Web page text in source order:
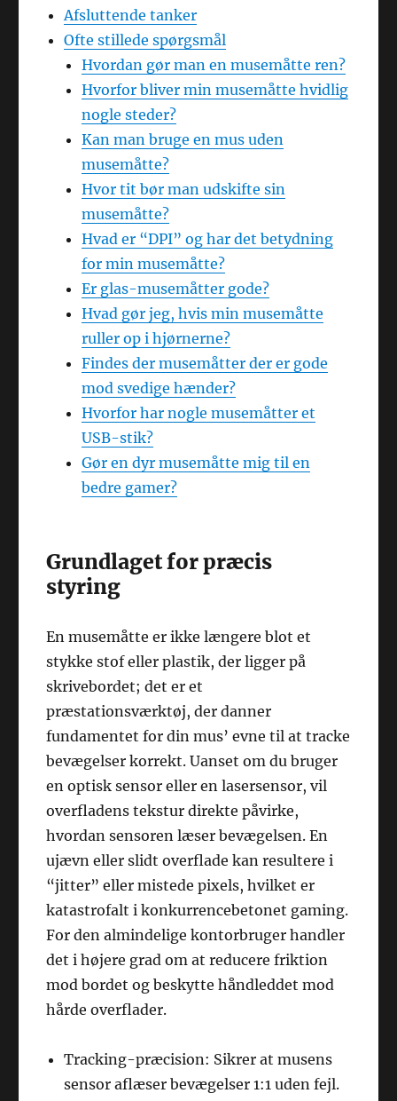
Afsluttende tanker
Ofte stillede spørgsmål
Hvordan gør man en musemåtte ren?
Hvorfor bliver min musemåtte hvidlig
nogle steder?
Kan man bruge en mus uden
musemåtte?
Hvor tit bør man udskifte sin
musemåtte?
Hvad er “DPI” og har det betydning
for min musemåtte?
Er glas-musemåtter gode?
Hvad gør jeg, hvis min musemåtte
ruller op i hjørnerne?
Findes der musemåtter der er gode
mod svedige hænder?
Hvorfor har nogle musemåtter et
USB-stik?
Gør en dyr musemåtte mig til en
bedre gamer?
Grundlaget for præcis
styring
En musemåtte er ikke længere blot et
stykke stof eller plastik, der ligger på
skrivebordet; det er et
præstationsværktøj, der danner
fundamentet for din mus’ evne til at tracke
bevægelser korrekt. Uanset om du bruger
en optisk sensor eller en lasersensor, vil
overfladens tekstur direkte påvirke,
hvordan sensoren læser bevægelsen. En
ujævn eller slidt overflade kan resultere i
“jitter” eller mistede pixels, hvilket er
katastrofalt i konkurrencebetonet gaming.
For den almindelige kontorbruger handler
det i højere grad om at reducere friktion
mod bordet og beskytte håndleddet mod
hårde overflader.
Tracking-præcision: Sikrer at musens
sensor aflæser bevægelser 1:1 uden fejl.